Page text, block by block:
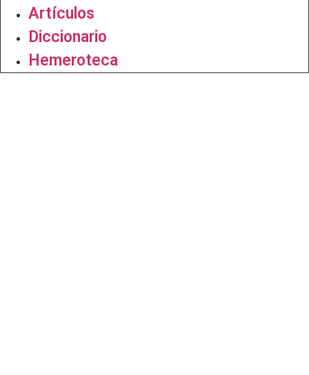
Artículos
Diccionario
Hemeroteca